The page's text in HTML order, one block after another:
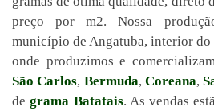
preço por m2. Nossa
município de Angatuba, interior do
onde produzimos e
São Carlos, Bermuda, Coreana,
degrama Batatais. As vendas